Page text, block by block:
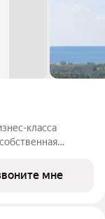
класса
стандартам
и
мне